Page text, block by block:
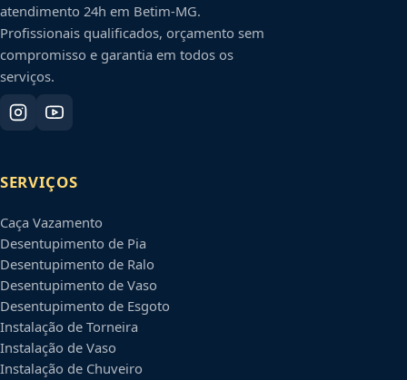
atendimento 24h em Betim-MG.
Profissionais qualificados, orçamento sem
compromisso e garantia em todos os
serviços.
SERVIÇOS
Caça Vazamento
Desentupimento de Pia
Desentupimento de Ralo
Desentupimento de Vaso
Desentupimento de Esgoto
Instalação de Torneira
Instalação de Vaso
Instalação de Chuveiro